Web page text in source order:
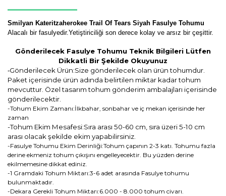
Smilyan Kateritzaherokee Trail Of Tears Siyah Fasulye Tohumu
Alacalı bir fasulyedir.Yetiştiriciliği son derece kolay ve arsız bir çeşittir.
Gönderilecek Fasulye Tohumu Teknik Bilgileri Lütfen
Dikkatli Bir Şekilde Okuyunuz
-Gönderilecek Ürün:Size gönderilecek olan ürün tohumdur.
Paket içerisinde ürün adında belirtilen miktar kadar tohum
mevcuttur. Özel tasarım tohum gönderim ambalajları içerisinde
gönderilecektir.
-Tohum Ekim Zamanı:İlkbahar, sonbahar ve iç mekan içerisinde her
zaman
-Tohum Ekim Mesafesi:Sıra arası 50-60 cm, sıra üzeri 5-10 cm
arası olacak şekilde ekim yapabilirsiniz.
-Fasulye Tohumu Ekim Derinliği:Tohum çapının 2-3 katı. Tohumu fazla
derine ekmeniz tohum çıkışını engelleyecektir. Bu yüzden derine
ekilmemesine dikkat ediniz.
-1 Gramdaki Tohum Miktarı:3-6 adet arasında Fasulye tohumu
bulunmaktadır.
-Dekara Gerekli Tohum Miktarı:6.000 - 8.000 tohum civarı.